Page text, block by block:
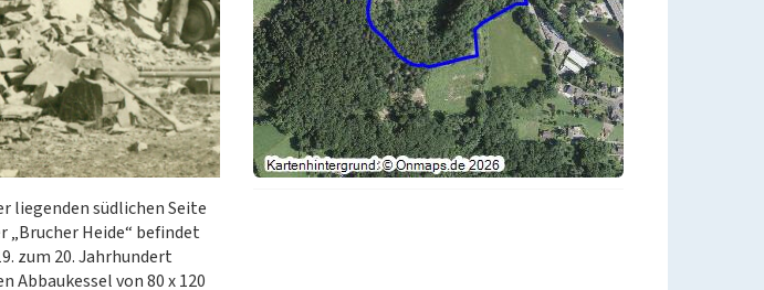
liegenden südlichen Seite
„Brucher Heide“ befindet
zum 20. Jahrhundert
von 80 x 120